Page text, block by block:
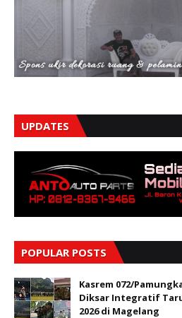
UPDATES
POPULAR POSTS
Kasrem 072/
Diksar Integratif
2026 di Magelang